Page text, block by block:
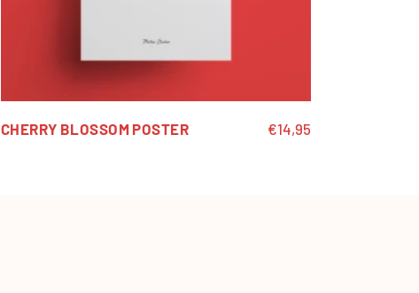
€14,95
CHERRY BLOSSOM POSTER